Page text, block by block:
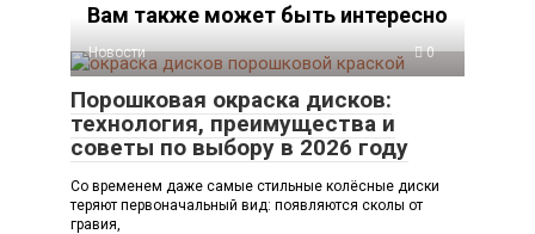
Вам также может быть интересно
Новости 0
Порошковая окраска дисков:
технология, преимущества и
советы по выбору в 2026 году
Со временем даже самые стильные колёсные диски
теряют первоначальный вид: появляются сколы от
гравия,